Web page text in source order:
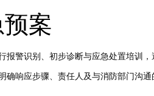
案
报警识别、初步诊断与应急处置培训
确响应步骤、责任人及与消防部门沟